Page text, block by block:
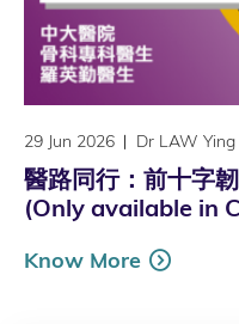
29 Jun 2026 Dr LAW
醫路同行：前十字
(Only available in
Know More